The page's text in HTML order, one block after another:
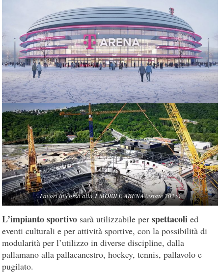
Lavori in corso alla T-MOBILE ARENA (estate 2025)
L’impianto sportivo sarà utilizzabile perspettacolied
eventi culturali e per attività sportive, con la possibilità di
modularità per l’utilizzo in diverse discipline, dalla
pallamano alla pallacanestro, hockey, tennis, pallavolo e
pugilato.